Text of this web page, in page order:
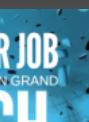
Formation continue